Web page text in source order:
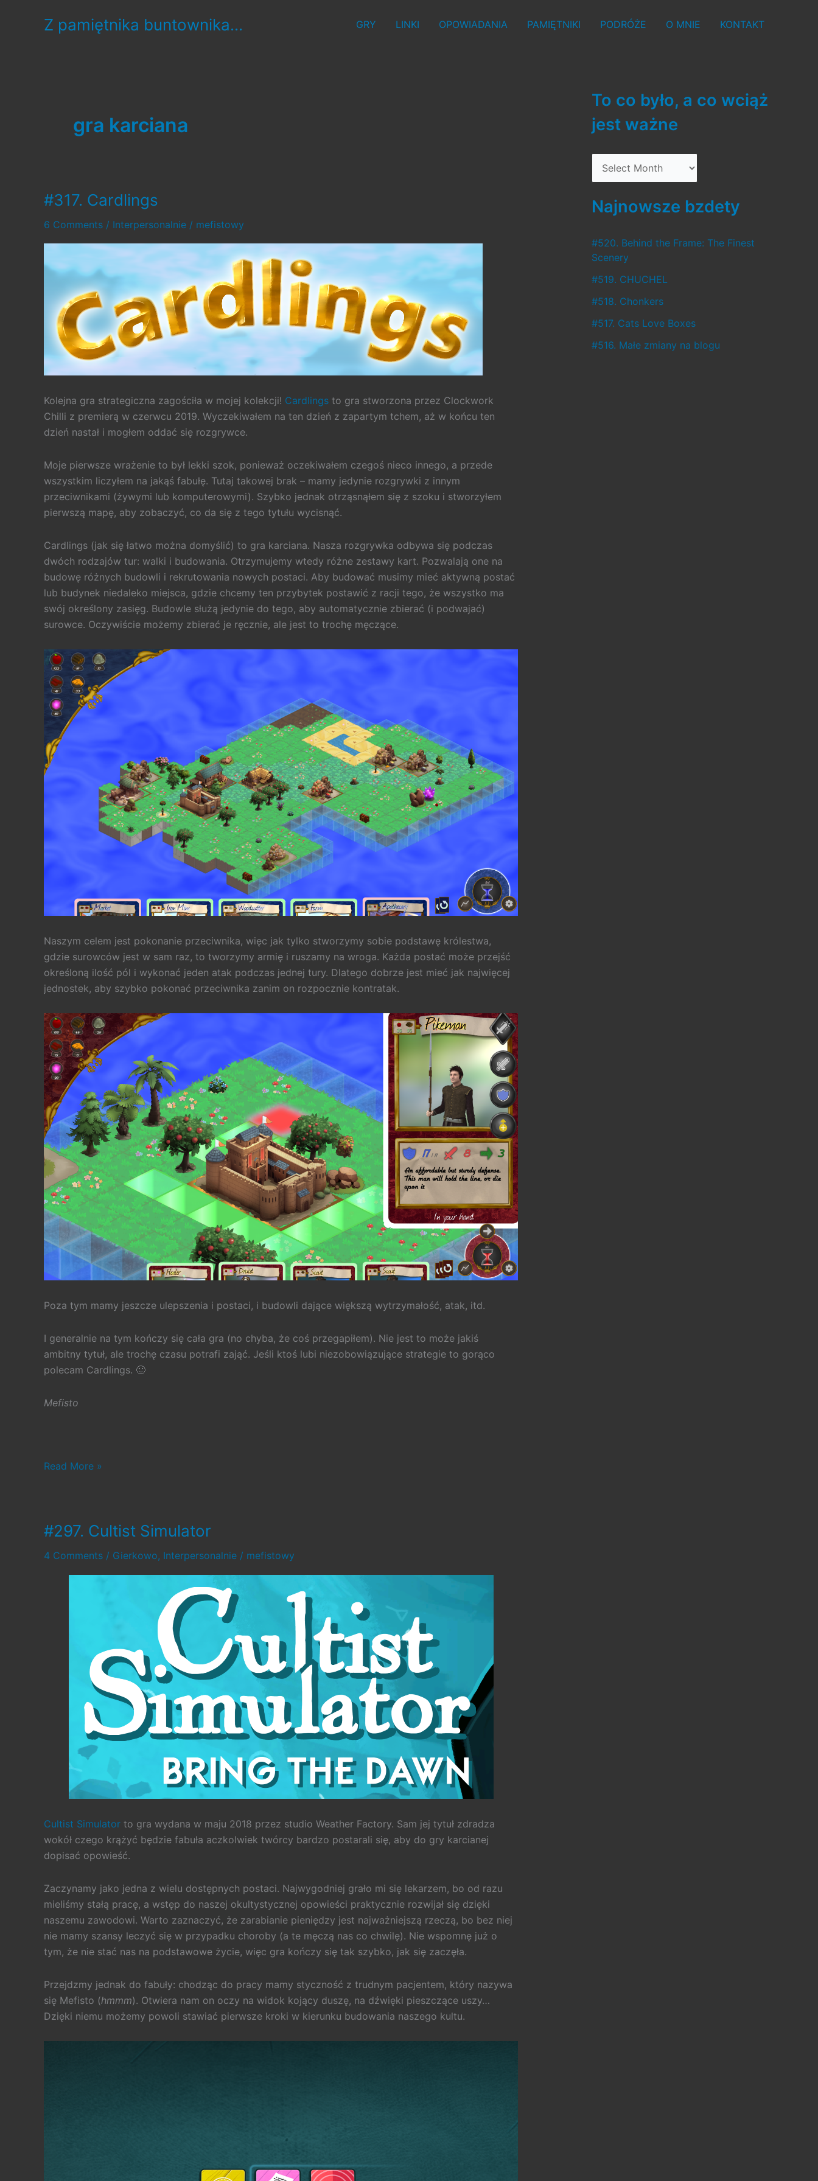
Z pamiętnika buntownika... GRY LINKI OPOWIADANIA PAMIĘTNIKI PODRÓŻE O MNIE KONTAKT
gra karciana
#317. Cardlings
6 Comments / Interpersonalnie / mefistowy
Kolejna gra strategiczna zagościła w mojej kolekcji! Cardlings to gra stworzona przez Clockwork
Chilli z premierą w czerwcu 2019. Wyczekiwałem na ten dzień z zapartym tchem, aż w końcu ten
dzień nastał i mogłem oddać się rozgrywce.
Moje pierwsze wrażenie to był lekki szok, ponieważ oczekiwałem czegoś nieco innego, a przede
wszystkim liczyłem na jakąś fabułę. Tutaj takowej brak – mamy jedynie rozgrywki z innym
przeciwnikami (żywymi lub komputerowymi). Szybko jednak otrząsnąłem się z szoku i stworzyłem
pierwszą mapę, aby zobaczyć, co da się z tego tytułu wycisnąć.
Cardlings (jak się łatwo można domyślić) to gra karciana. Nasza rozgrywka odbywa się podczas
dwóch rodzajów tur: walki i budowania. Otrzymujemy wtedy różne zestawy kart. Pozwalają one na
budowę różnych budowli i rekrutowania nowych postaci. Aby budować musimy mieć aktywną postać
lub budynek niedaleko miejsca, gdzie chcemy ten przybytek postawić z racji tego, że wszystko ma
swój określony zasięg. Budowle służą jedynie do tego, aby automatycznie zbierać (i podwajać)
surowce. Oczywiście możemy zbierać je ręcznie, ale jest to trochę męczące.
Naszym celem jest pokonanie przeciwnika, więc jak tylko stworzymy sobie podstawę królestwa,
gdzie surowców jest w sam raz, to tworzymy armię i ruszamy na wroga. Każda postać może przejść
określoną ilość pól i wykonać jeden atak podczas jednej tury. Dlatego dobrze jest mieć jak najwięcej
jednostek, aby szybko pokonać przeciwnika zanim on rozpocznie kontratak.
Poza tym mamy jeszcze ulepszenia i postaci, i budowli dające większą wytrzymałość, atak, itd.
I generalnie na tym kończy się cała gra (no chyba, że coś przegapiłem). Nie jest to może jakiś
ambitny tytuł, ale trochę czasu potrafi zająć. Jeśli ktoś lubi niezobowiązujące strategie to gorąco
polecam Cardlings. 🙂
Mefisto
#317.
Read More »
#297. Cultist Simulator
4 Comments / Gierkowo, Interpersonalnie / mefistowy
Cultist Simulator to gra wydana w maju 2018 przez studio Weather Factory. Sam jej tytuł zdradza
wokół czego krążyć będzie fabuła aczkolwiek twórcy bardzo postarali się, aby do gry karcianej
dopisać opowieść.
Zaczynamy jako jedna z wielu dostępnych postaci. Najwygodniej grało mi się lekarzem, bo od razu
mieliśmy stałą pracę, a wstęp do naszej okultystycznej opowieści praktycznie rozwijał się dzięki
naszemu zawodowi. Warto zaznaczyć, że zarabianie pieniędzy jest najważniejszą rzeczą, bo bez niej
nie mamy szansy leczyć się w przypadku choroby (a te męczą nas co chwilę). Nie wspomnę już o
tym, że nie stać nas na podstawowe życie, więc gra kończy się tak szybko, jak się zaczęła.
Przejdzmy jednak do fabuły: chodząc do pracy mamy styczność z trudnym pacjentem, który nazywa
się Mefisto (hmmm). Otwiera nam on oczy na widok kojący duszę, na dźwięki pieszczące uszy…
Dzięki niemu możemy powoli stawiać pierwsze kroki w kierunku budowania naszego kultu.
To co było, a co wciąż
jest ważne
o
c
b
y
ł
o
,
Najnowsze bzdety
#520. Behind the Frame: The Finest
Scenery
#519. CHUCHEL
#518. Chonkers
#517. Cats Love Boxes
#516. Małe zmiany na blogu